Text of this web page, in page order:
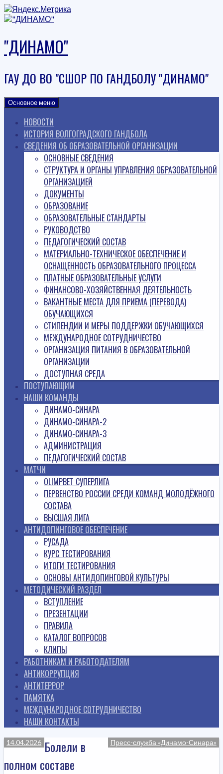
Наверх
"ДИНАМО"
ГАУ ДО ВО "СШОР ПО ГАНДБОЛУ "ДИНАМО"
Основное меню
НОВОСТИ
ИСТОРИЯ ВОЛГОГРАДСКОГО ГАНДБОЛА
СВЕДЕНИЯ ОБ ОБРАЗОВАТЕЛЬНОЙ ОРГАНИЗАЦИИ
ОСНОВНЫЕ СВЕДЕНИЯ
СТРУКТУРА И ОРГАНЫ УПРАВЛЕНИЯ ОБРАЗОВАТЕЛЬНОЙ
ОРГАНИЗАЦИЕЙ
ДОКУМЕНТЫ
ОБРАЗОВАНИЕ
ОБРАЗОВАТЕЛЬНЫЕ СТАНДАРТЫ
РУКОВОДСТВО
ПЕДАГОГИЧЕСКИЙ СОСТАВ
МАТЕРИАЛЬНО-ТЕХНИЧЕСКОЕ ОБЕСПЕЧЕНИЕ И
ОСНАЩЕННОСТЬ ОБРАЗОВАТЕЛЬНОГО ПРОЦЕССА
ПЛАТНЫЕ ОБРАЗОВАТЕЛЬНЫЕ УСЛУГИ
ФИНАНСОВО-ХОЗЯЙСТВЕННАЯ ДЕЯТЕЛЬНОСТЬ
ВАКАНТНЫЕ МЕСТА ДЛЯ ПРИЕМА (ПЕРЕВОДА)
ОБУЧАЮЩИХСЯ
СТИПЕНДИИ И МЕРЫ ПОДДЕРЖКИ ОБУЧАЮЩИХСЯ
МЕЖДУНАРОДНОЕ СОТРУДНИЧЕСТВО
ОРГАНИЗАЦИЯ ПИТАНИЯ В ОБРАЗОВАТЕЛЬНОЙ
ОРГАНИЗАЦИИ
ДОСТУПНАЯ СРЕДА
ПОСТУПАЮЩИМ
НАШИ КОМАНДЫ
ДИНАМО-СИНАРА
ДИНАМО-СИНАРА-2
ДИНАМО-СИНАРА-3
АДМИНИСТРАЦИЯ
ПЕДАГОГИЧЕСКИЙ СОСТАВ
МАТЧИ
OLIMPBET СУПЕРЛИГА
ПЕРВЕНСТВО РОССИИ СРЕДИ КОМАНД МОЛОДЁЖНОГО
СОСТАВА
ВЫСШАЯ ЛИГА
АНТИДОПИНГОВОЕ ОБЕСПЕЧЕНИЕ
РУСАДА
КУРС ТЕСТИРОВАНИЯ
ИТОГИ ТЕСТИРОВАНИЯ
ОСНОВЫ АНТИДОПИНГОВОЙ КУЛЬТУРЫ
МЕТОДИЧЕСКИЙ РАЗДЕЛ
ВСТУПЛЕНИЕ
ПРЕЗЕНТАЦИИ
ПРАВИЛА
КАТАЛОГ ВОПРОСОВ
КЛИПЫ
РАБОТНИКАМ И РАБОТОДАТЕЛЯМ
АНТИКОРРУПЦИЯ
АНТИТЕРРОР
ПАМЯТКА
МЕЖДУНАРОДНОЕ СОТРУДНИЧЕСТВО
НАШИ КОНТАКТЫ
Пресс-служба «Динамо-Синара»
14.04.2026 Болели в
полном составе